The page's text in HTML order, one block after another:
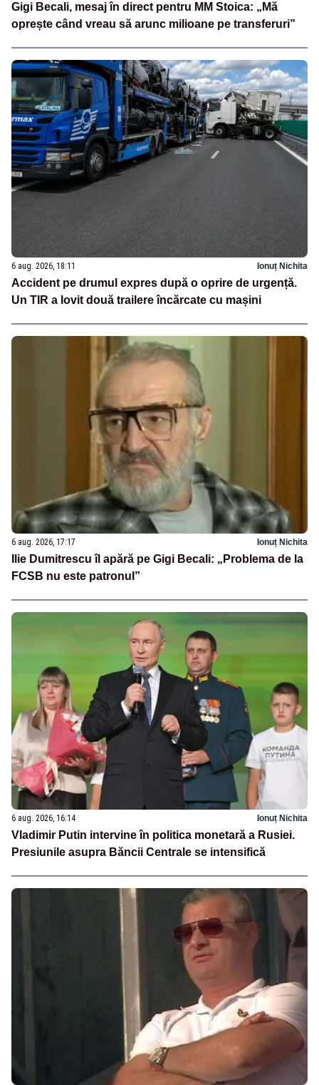
Gigi Becali, mesaj în direct pentru MM Stoica: „Mă
oprește când vreau să arunc milioane pe transferuri”
6 aug. 2026, 18:11 Ionuț Nichita
Accident pe drumul expres după o oprire de urgență.
Un TIR a lovit două trailere încărcate cu mașini
6 aug. 2026, 17:17 Ionuț Nichita
Ilie Dumitrescu îl apără pe Gigi Becali: „Problema de la
FCSB nu este patronul”
6 aug. 2026, 16:14 Ionuț Nichita
Vladimir Putin intervine în politica monetară a Rusiei.
Presiunile asupra Băncii Centrale se intensifică